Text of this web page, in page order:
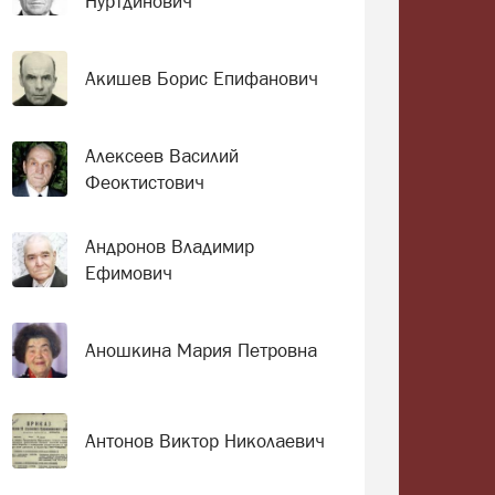
Акишев Борис Епифанович
Алексеев Василий
Феоктистович
Андронов Владимир
Ефимович
Аношкина Мария Петровна
Антонов Виктор Николаевич